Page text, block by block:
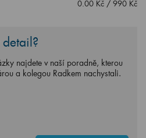
0.00 Kč / 990 Kč
najdete v naší poradně, kterou
a kolegou Radkem nachystali.